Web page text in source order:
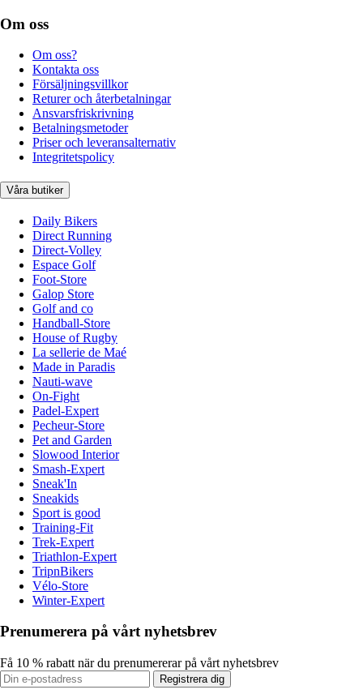
Om oss
Om oss?
Kontakta oss
Försäljningsvillkor
Returer och återbetalningar
Ansvarsfriskrivning
Betalningsmetoder
Priser och leveransalternativ
Integritetspolicy
Våra butiker
Daily Bikers
Direct Running
Direct-Volley
Espace Golf
Foot-Store
Galop Store
Golf and co
Handball-Store
House of Rugby
La sellerie de Maé
Made in Paradis
Nauti-wave
On-Fight
Padel-Expert
Pecheur-Store
Pet and Garden
Slowood Interior
Smash-Expert
Sneak'In
Sneakids
Sport is good
Training-Fit
Trek-Expert
Triathlon-Expert
TripnBikers
Vélo-Store
Winter-Expert
Prenumerera på vårt nyhetsbrev
Få 10 % rabatt när du prenumererar på vårt nyhetsbrev
Registrera dig